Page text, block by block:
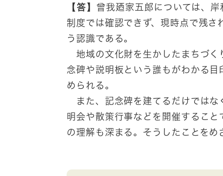
【答】曾我廼家五郎については、
制度では確認できず、現時点で残
う認識である。
地域の文化財を生かしたまちづく
念碑や説明板という誰もがわかる
められる。
また、記念碑を建てるだけではな
明会や散策行事などを開催するこ
の理解も深まる。そうしたことをめ